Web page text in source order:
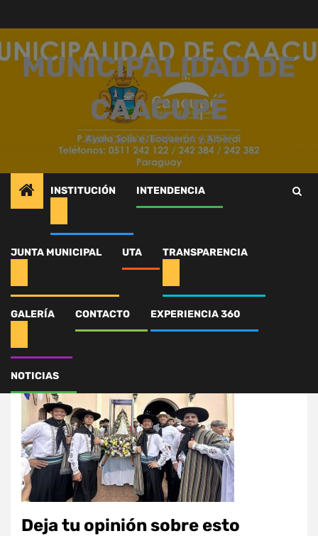
contenido
MUNICIPALIDAD DE
CAACUPÉ
UNA CIUDAD PARA LA GENTE
INSTITUCIÓN INTENDENCIA
JUNTA MUNICIPAL UTA TRANSPARENCIA
GALERÍA CONTACTO EXPERIENCIA 360
NOTICIAS
Deja tu opinión sobre esto